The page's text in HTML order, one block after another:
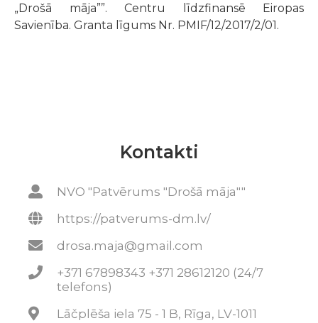
„Drošā māja””. Centru līdzfinansē Eiropas
Savienība. Granta līgums Nr. PMIF/12/2017/2/01.
Kontakti
NVO "Patvērums "Drošā māja""
https://patverums-dm.lv/
drosa.maja@gmail.com
+371 67898343 +371 28612120 (24/7
telefons)
Lāčplēša iela 75 - 1 B, Rīga, LV-1011